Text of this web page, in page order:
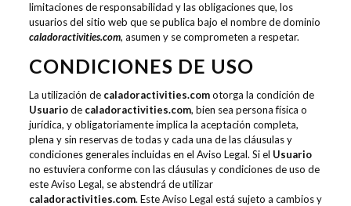
limitaciones de responsabilidad y las obligaciones que, los
usuarios del sitio web que se publica bajo el nombre de dominio
caladoractivities.com, asumen y se comprometen a respetar.
CONDICIONES DE USO
La utilización de caladoractivities.comotorga la condición de
Usuariode caladoractivities.com, bien sea persona física o
jurídica, y obligatoriamente implica la aceptación completa,
plena y sin reservas de todas y cada una de las cláusulas y
condiciones generales incluidas en el Aviso Legal. Si el Usuario
no estuviera conforme con las cláusulas y condiciones de uso de
este Aviso Legal, se abstendrá de utilizar
caladoractivities.com. Este Aviso Legal está sujeto a cambios y